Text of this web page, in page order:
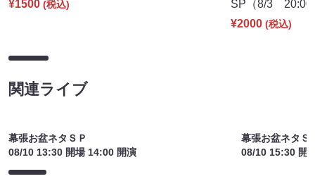
¥1500 (税込)
SP（8/3 20:00
¥2000 (税込)
関連ライブ